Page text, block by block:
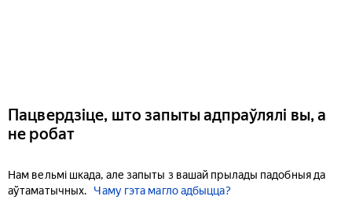
Пацвердзіце, што запыты адпраўлялі вы, а
не робат
Нам вельмі шкада, але запыты з вашай прылады падобныя да
аўтаматычных.
Чаму гэта магло адбыцца?